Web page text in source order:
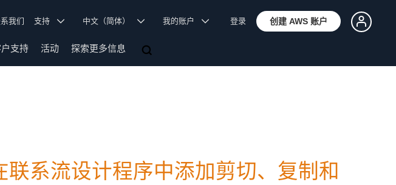
我们 支持 中文（简体） 我的账户 登录 创建 AWS 账户
支持 活动 探索更多信息
系流设计程序中添加剪切、复制和